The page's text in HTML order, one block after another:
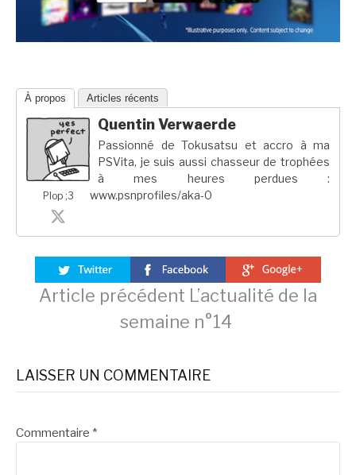
À propos Articles récents
Plop ;3
Quentin Verwaerde
Passionné de Tokusatsu et accro à ma
PSVita, je suis aussi chasseur de trophées
à mes heures perdues :
www.psnprofiles/aka-0
Lire
la
suite
Article précédent L’actualité de la
semaine n°14
LAISSER UN COMMENTAIRE
Commentaire *